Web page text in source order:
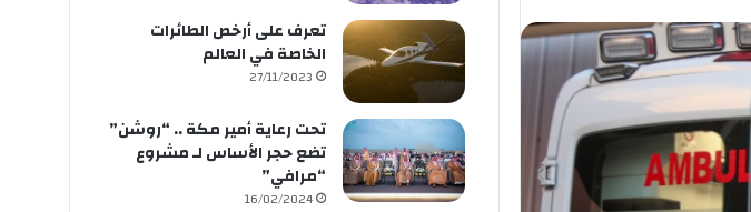
تعرف على أرخص الطائرات
الخاصة في العالم
27/11/2023
تحت رعاية أمير مكة .. “روشن”
تضع حجر الأساس لـ مشروع
“مرافي”
16/02/2024